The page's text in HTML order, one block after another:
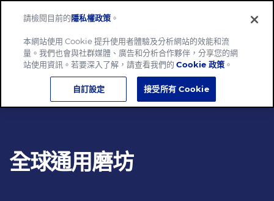
全球通用磨坊
請檢閱目前的隱私權政策 。
本網站使用 Cookie 提升使用者體驗及分析網站的效能和流
量。我們也會與社群媒體、廣告和分析合作夥伴，分享您的網
站使用資訊。若要深入了解，請查看我們的Cookie 政策 。
自訂設定 接受所有 Cookie